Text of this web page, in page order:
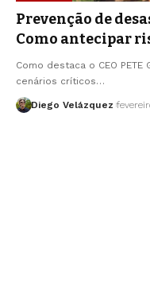
Prevenção de
Como antecipar
Como destaca o CEO
cenários críticos…
Diego Velázquez